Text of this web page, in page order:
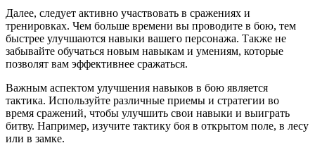
Далее, следует активно участвовать в сражениях и
тренировках. Чем больше времени вы проводите в бою, тем
быстрее улучшаются навыки вашего персонажа. Также не
забывайте обучаться новым навыкам и умениям, которые
позволят вам эффективнее сражаться.
Важным аспектом улучшения навыков в бою является
тактика. Используйте различные приемы и стратегии во
время сражений, чтобы улучшить свои навыки и выиграть
битву. Например, изучите тактику боя в открытом поле, в лесу
или в замке.